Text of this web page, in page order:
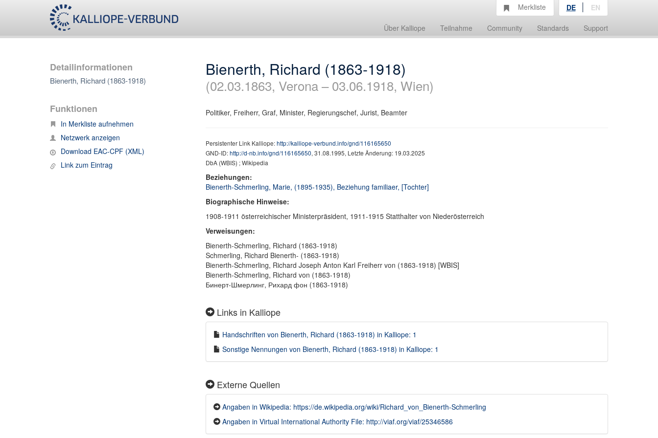
Über Kalliope Teilnahme Community Standards Support
Merkliste DE EN
Detailinformationen
Bienerth, Richard (1863-1918)
Funktionen
In Merkliste aufnehmen
Netzwerk anzeigen
Download EAC-CPF (XML)
Link zum Eintrag
Bienerth, Richard (1863-1918)
(02.03.1863, Verona – 03.06.1918, Wien)
Politiker, Freiherr, Graf, Minister, Regierungschef, Jurist, Beamter
Persistenter Link Kalliope:http://kalliope-verbund.info/gnd/116165650
GND-ID:http://d-nb.info/gnd/116165650, 31.08.1995, Letzte Änderung: 19.03.2025
DbA (WBIS) ; Wikipedia
Beziehungen:
Bienerth-Schmerling, Marie, (1895-1935), Beziehung familiaer, [Tochter]
Biographische Hinweise:
1908-1911 österreichischer Ministerpräsident, 1911-1915 Statthalter von Niederösterreich
Verweisungen:
Bienerth-Schmerling, Richard (1863-1918)
Schmerling, Richard Bienerth- (1863-1918)
Bienerth-Schmerling, Richard Joseph Anton Karl Freiherr von (1863-1918) [WBIS]
Bienerth-Schmerling, Richard von (1863-1918)
Бинерт-Шмерлинг, Рихард фон (1863-1918)
Links in Kalliope
Handschriften von Bienerth, Richard (1863-1918) in Kalliope: 1
Sonstige Nennungen von Bienerth, Richard (1863-1918) in Kalliope: 1
Externe Quellen
Angaben in Wikipedia: https://de.wikipedia.org/wiki/Richard_von_Bienerth-Schmerling
Angaben in Virtual International Authority File: http://viaf.org/viaf/25346586